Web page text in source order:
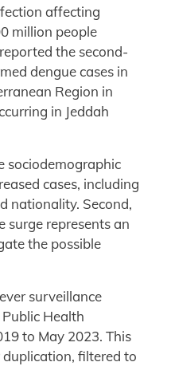
affecting
million people
the second-
dengue cases in
Region in
in Jeddah
sociodemographic
cases, including
nationality. Second,
surge represents an
the possible
surveillance
Health
to May 2023. This
filtered to